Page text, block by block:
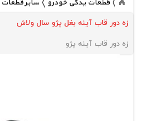
قطعات یدکی خودرو سایر قطعات
زه دور قاب آینه بغل پژو سال ولاش
زه دور قاب آینه پژو